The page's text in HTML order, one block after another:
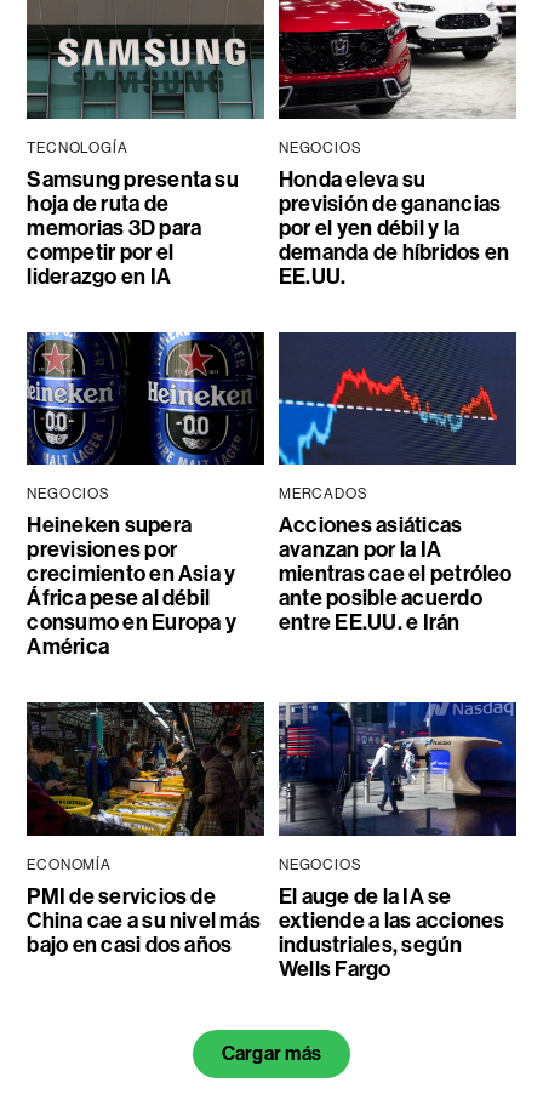
TECNOLOGÍA
Samsung presenta su
hoja de ruta de
memorias 3D para
competir por el
liderazgo en IA
NEGOCIOS
Honda eleva su
previsión de ganancias
por el yen débil y la
demanda de híbridos en
EE.UU.
NEGOCIOS
Heineken supera
previsiones por
crecimiento en Asia y
África pese al débil
consumo en Europa y
América
MERCADOS
Acciones asiáticas
avanzan por la IA
mientras cae el petróleo
ante posible acuerdo
entre EE.UU. e Irán
ECONOMÍA
PMI de servicios de
China cae a su nivel más
bajo en casi dos años
NEGOCIOS
El auge de la IA se
extiende a las acciones
industriales, según
Wells Fargo
Cargar más